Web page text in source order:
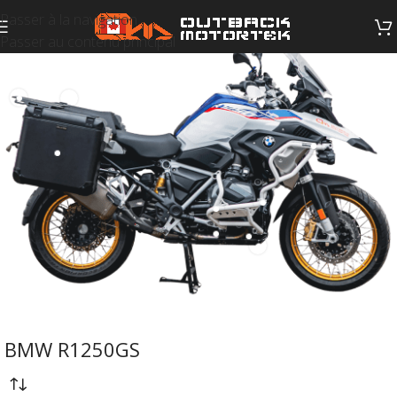
Passer à la navigation
Passer au contenu principal
BMW R1250GS